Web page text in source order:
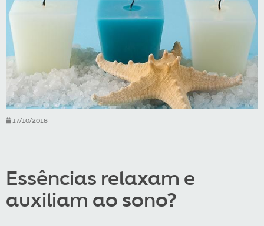
17/10/2018
Essências relaxam e
auxiliam ao sono?